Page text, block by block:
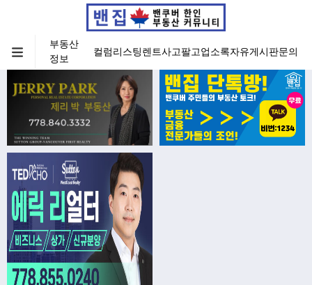
부동산
정보
컬럼리스팅렌트사고팔고업소록자유게시판문의